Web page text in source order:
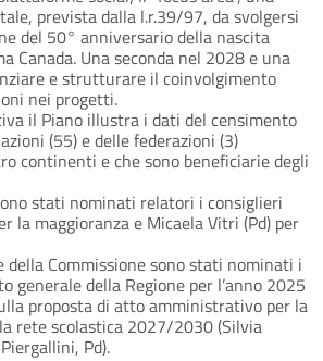
prevista dalla l.r.39/97, da svolgersi
del 50° anniversario della nascita
Canada. Una seconda nel 2028 e una
e strutturare il coinvolgimento
nei progetti.
il Piano illustra i dati del censimento
(55) e delle federazioni (3)
continenti e che sono beneficiarie degli
stati nominati relatori i consiglieri
la maggioranza e Micaela Vitri (Pd) per
della Commissione sono stati nominati i
generale della Regione per l’anno 2025
proposta di atto amministrativo per la
rete scolastica 2027/2030 (Silvia
Pd).